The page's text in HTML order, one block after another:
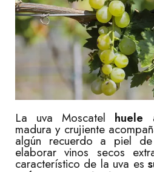
La uva Moscatel huele
madura y crujiente
algún recuerdo a piel de
elaborar vinos secos
característico de la uva es